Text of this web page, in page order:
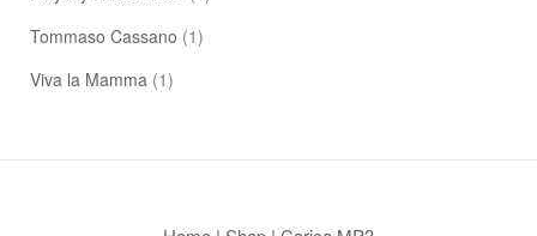
Tommaso Cassano (1)
Viva la Mamma (1)